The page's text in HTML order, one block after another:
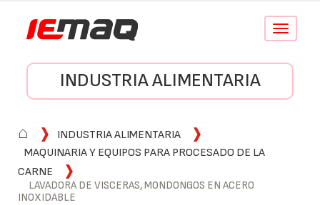
Conmutar
INDUSTRIA ALIMENTARIA
⌂
INDUSTRIA ALIMENTARIA
MAQUINARIA Y EQUIPOS PARA PROCESADO DE LA
CARNE
LAVADORA DE VISCERAS, MONDONGOS EN ACERO
INOXIDABLE